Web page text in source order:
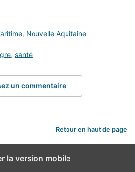
, Nouvelle Aquitaine
, santé
un commentaire
Retour en haut de page
la version mobile